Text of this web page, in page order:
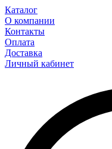
Каталог
О компании
Контакты
Оплата
Доставка
Личный кабинет